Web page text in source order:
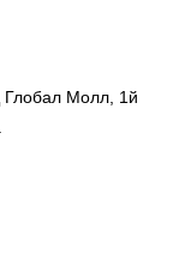
Глобал Молл, 1й